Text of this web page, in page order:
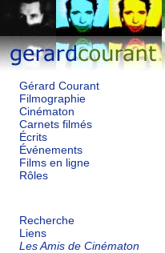
Gérard Courant
Filmographie
Cinématon
Carnets filmés
Écrits
Événements
Films en ligne
Rôles
Recherche
Liens
Les Amis de Cinématon